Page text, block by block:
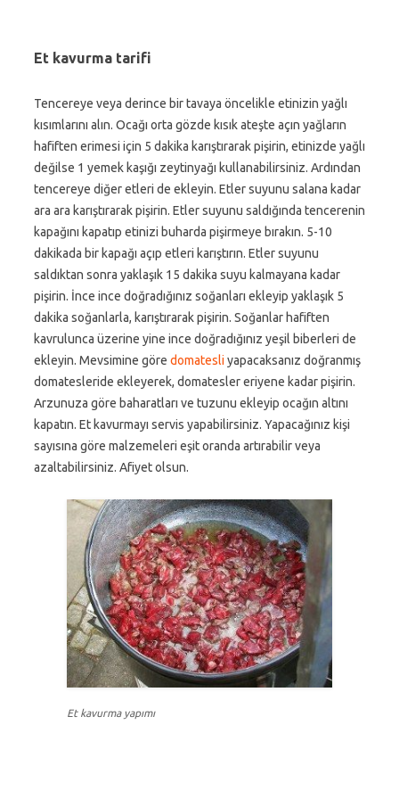
Et kavurma tarifi
Tencereye veya derince bir tavaya öncelikle etinizin yağlı
kısımlarını alın. Ocağı orta gözde kısık ateşte açın yağların
hafiften erimesi için 5 dakika karıştırarak pişirin, etinizde yağlı
değilse 1 yemek kaşığı zeytinyağı kullanabilirsiniz. Ardından
tencereye diğer etleri de ekleyin. Etler suyunu salana kadar
ara ara karıştırarak pişirin. Etler suyunu saldığında tencerenin
kapağını kapatıp etinizi buharda pişirmeye bırakın. 5-10
dakikada bir kapağı açıp etleri karıştırın. Etler suyunu
saldıktan sonra yaklaşık 15 dakika suyu kalmayana kadar
pişirin. İnce ince doğradığınız soğanları ekleyip yaklaşık 5
dakika soğanlarla, karıştırarak pişirin. Soğanlar hafiften
kavrulunca üzerine yine ince doğradığınız yeşil biberleri de
ekleyin. Mevsimine göre domatesli yapacaksanız doğranmış
domatesleride ekleyerek, domatesler eriyene kadar pişirin.
Arzunuza göre baharatları ve tuzunu ekleyip ocağın altını
kapatın. Et kavurmayı servis yapabilirsiniz. Yapacağınız kişi
sayısına göre malzemeleri eşit oranda artırabilir veya
azaltabilirsiniz. Afiyet olsun.
Et kavurma yapımı